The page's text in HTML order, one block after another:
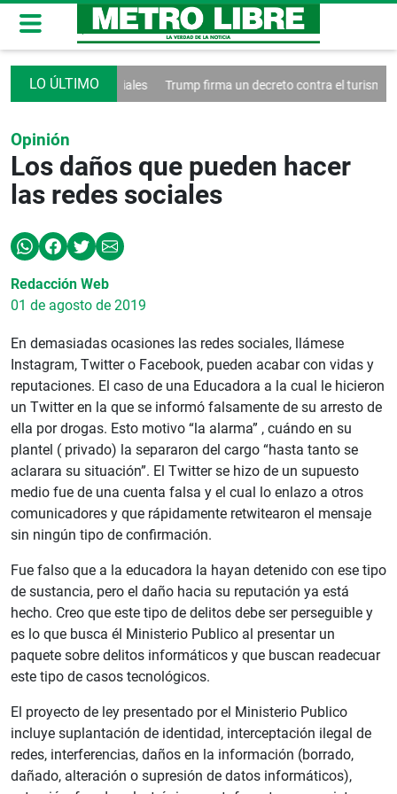
redes sociales Trump firma un decreto contra el turismo
Opinión
Los daños que pueden hacer
las redes sociales
Redacción Web
01 de agosto de 2019
En demasiadas ocasiones las redes sociales, llámese
Instagram, Twitter o Facebook, pueden acabar con vidas y
reputaciones. El caso de una Educadora a la cual le hicieron
un Twitter en la que se informó falsamente de su arresto de
ella por drogas. Esto motivo “la alarma” , cuándo en su
plantel ( privado) la separaron del cargo “hasta tanto se
aclarara su situación”. El Twitter se hizo de un supuesto
medio fue de una cuenta falsa y el cual lo enlazo a otros
comunicadores y que rápidamente retwitearon el mensaje
sin ningún tipo de confirmación.
Fue falso que a la educadora la hayan detenido con ese tipo
de sustancia, pero el daño hacia su reputación ya está
hecho. Creo que este tipo de delitos debe ser perseguible y
es lo que busca él Ministerio Publico al presentar un
paquete sobre delitos informáticos y que buscan readecuar
este tipo de casos tecnológicos.
El proyecto de ley presentado por el Ministerio Publico
incluye suplantación de identidad, interceptación ilegal de
redes, interferencias, daños en la información (borrado,
dañado, alteración o supresión de datos informáticos),